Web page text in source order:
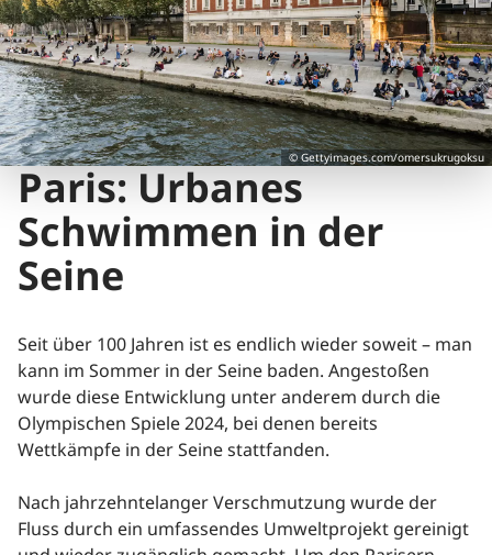
Paris: Urbanes
Schwimmen in der
Seine
Seit über 100 Jahren ist es endlich wieder soweit – man
kann im Sommer in der Seine baden. Angestoßen
wurde diese Entwicklung unter anderem durch die
Olympischen Spiele 2024, bei denen bereits
Wettkämpfe in der Seine stattfanden.
Nach jahrzehntelanger Verschmutzung wurde der
Fluss durch ein umfassendes Umweltprojekt gereinigt
© Gettyimages.com/omersukrugoksu